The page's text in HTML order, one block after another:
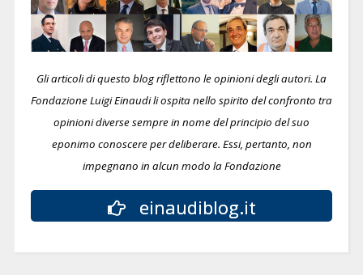
Gli articoli di questo blog riflettono le opinioni degli autori. La
Fondazione Luigi Einaudi li ospita nello spirito del confronto tra
opinioni diverse sempre in nome del principio del suo
eponimo conoscere per deliberare. Essi, pertanto, non
impegnano in alcun modo la Fondazione
einaudiblog.it